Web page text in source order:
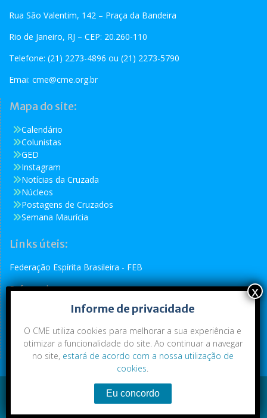
Rua São Valentim, 142 – Praça da Bandeira
Rio de Janeiro, RJ – CEP: 20.260-110
Telefone: (21) 2273-4896 ou (21) 2273-5790
Emai: cme@cme.org.br
Mapa do site:
Calendário
Colunistas
GED
Instagram
Notícias da Cruzada
Núcleos
Postagens de Cruzados
Semana Maurícia
Links úteis:
Federação Espírita Brasileira - FEB
Reformador
Conselho Espírita Internacional - CEI
Conteúdo exclusivo da CME. Todos os direitos reservados.
Informe de privacidade
O CME utiliza cookies para melhorar a sua experiência e
otimizar a funcionalidade do site. Ao continuar a navegar
no site, estará de acordo com a nossa utilização de
cookies.